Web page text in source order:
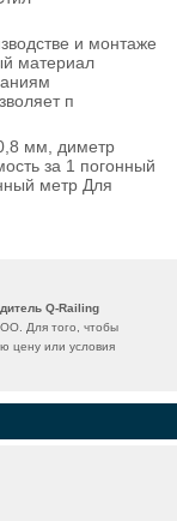
и монтаже
материал
п
мм, диметр
за 1 погонный
метр Для
Q-Railing
Для того, чтобы
цену или условия